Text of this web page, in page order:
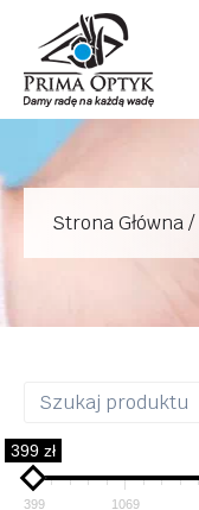
treści
Strona Główna/
399 zł
399 1069